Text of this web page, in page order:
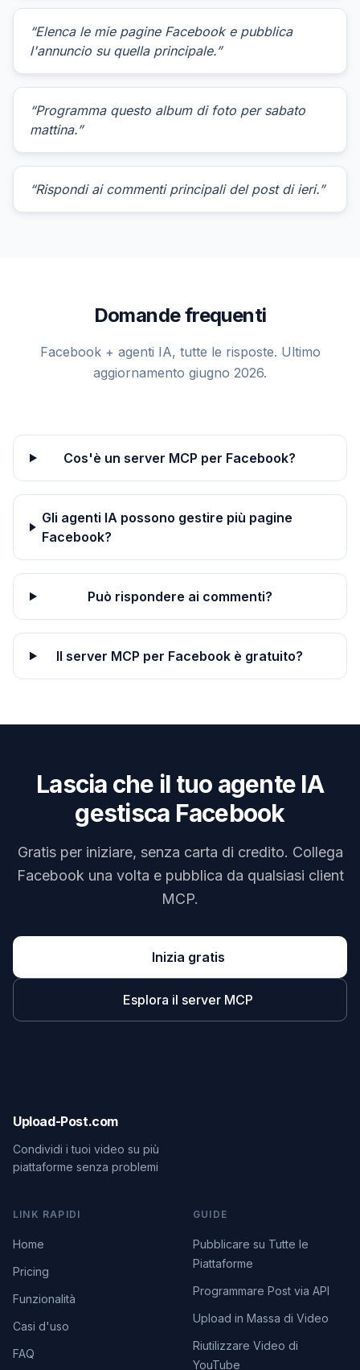
“Elenca le mie pagine Facebook e pubblica
l'annuncio su quella principale.”
“Programma questo album di foto per sabato
mattina.”
“Rispondi ai commenti principali del post di ieri.”
Domande frequenti
Facebook + agenti IA, tutte le risposte. Ultimo
aggiornamento giugno 2026.
Cos'è un server MCP per Facebook?
Gli agenti IA possono gestire più pagine
Facebook?
Può rispondere ai commenti?
Il server MCP per Facebook è gratuito?
Lascia che il tuo agente IA
gestisca Facebook
Gratis per iniziare, senza carta di credito. Collega
Facebook una volta e pubblica da qualsiasi client
MCP.
Inizia gratis
Esplora il server MCP
Upload-Post.com
Condividi i tuoi video su più
piattaforme senza problemi
LINK RAPIDI
Home
Pricing
Funzionalità
Casi d'uso
FAQ
GUIDE
Pubblicare su Tutte le
Piattaforme
Programmare Post via API
Upload in Massa di Video
Riutilizzare Video di
YouTube